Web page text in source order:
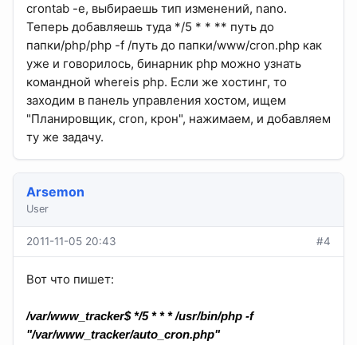
crontab -e, выбираешь тип изменений, nano.
Теперь добавляешь туда */5 * * ** путь до
папки/php/php -f /путь до папки/www/cron.php как
уже и говорилось, бинарник php можно узнать
командной whereis php. Если же хостинг, то
заходим в панель управления хостом, ищем
"Планировщик, cron, крон", нажимаем, и добавляем
ту же задачу.
Arsemon
User
2011-11-05 20:43 #4
Вот что пишет:
/var/www_tracker$ */5 * * * /usr/bin/php -f
"/var/www_tracker/auto_cron.php"